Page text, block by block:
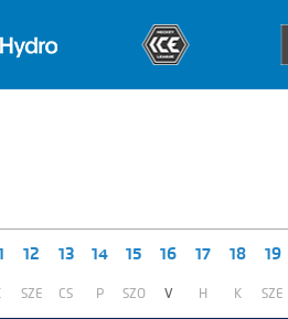
12
SZE
13
CS
14
P
15
SZO
16
V
17
H
18
K
19
SZE